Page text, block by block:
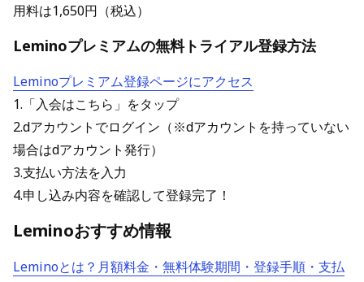
用料は1,650円（税込）
Leminoプレミアムの無料トライアル登録方法
Leminoプレミアム登録ページにアクセス
1.「入会はこちら」をタップ
2.dアカウントでログイン（※dアカウントを持っていない
場合はdアカウント発行）
3.支払い方法を入力
4.申し込み内容を確認して登録完了！
Leminoおすすめ情報
Leminoとは？月額料金・無料体験期間・登録手順・支払